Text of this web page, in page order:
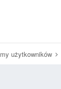
użytkowników